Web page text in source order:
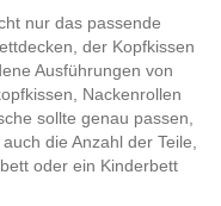
nur das passende
der Kopfkissen
Ausführungen von
Nackenrollen
sollte genau passen,
die Anzahl der Teile,
oder ein Kinderbett